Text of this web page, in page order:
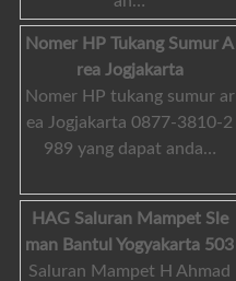
Nomer HP Tukang Sumur A
rea Jogjakarta
Nomer HP tukang sumur ar
ea Jogjakarta 0877-3810-2
989 yang dapat anda…
HAG Saluran Mampet Sle
man Bantul Yogyakarta 503
Saluran Mampet H Ahmad